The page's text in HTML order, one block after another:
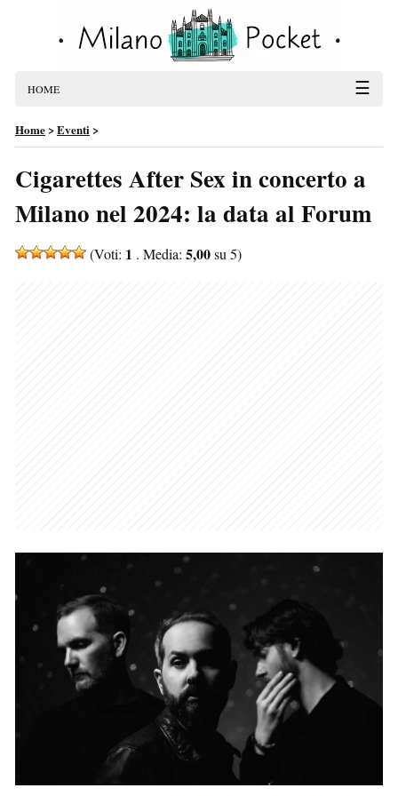
HOME ☰
Home>Eventi>
Cigarettes After Sex in concerto a
Milano nel 2024: la data al Forum
(Voti: 1 . Media: 5,00su 5)